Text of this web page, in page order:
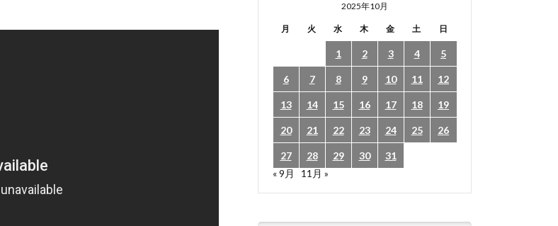
2025年10月
月 火 水 木 金 土 日
1 2 3 4 5
6 7 8 9 10 11 12
13 14 15 16 17 18 19
20 21 22 23 24 25 26
27 28 29 30
31
« 9月
11月 »